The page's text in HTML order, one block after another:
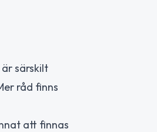
särskilt
råd finns
att finnas